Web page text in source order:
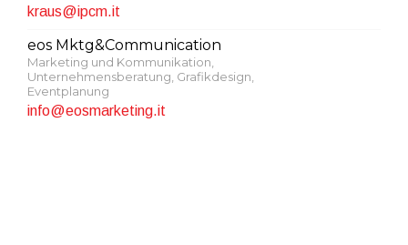
kraus@ipcm.it
eos Mktg&Communication
Marketing und Kommunikation,
Unternehmensberatung, Grafikdesign,
Eventplanung
info@eosmarketing.it